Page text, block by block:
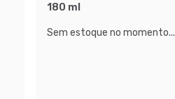
180 ml
Sem estoque no momento...